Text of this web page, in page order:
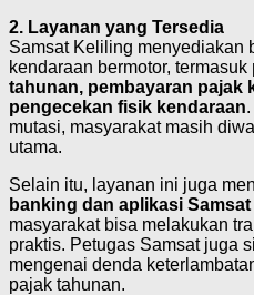
2. Layanan yang Tersedia
Samsat Keliling menyediakan
kendaraan bermotor, termasuk
tahunan, pembayaran pajak
pengecekan fisik kendaraan
mutasi, masyarakat masih
utama.
Selain itu, layanan ini juga
banking dan aplikasi
masyarakat bisa melakukan
praktis. Petugas Samsat juga
mengenai denda
pajak tahunan.